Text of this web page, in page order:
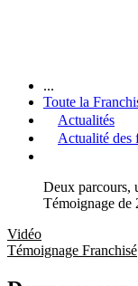
...
Toute la
Actualités
Actualité des
Deux parcours,
Témoignage de
Vidéo
Témoignage Franchisé